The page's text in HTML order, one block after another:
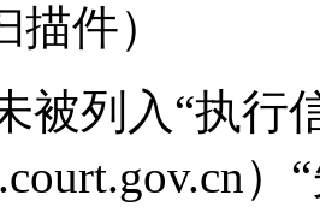
件）
被列入“执行